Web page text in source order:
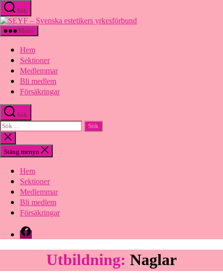
Hoppa
till
innehåll
Sök
Meny
Hem
Sektioner
Medlemmar
Bli medlem
Försäkringar
Sök
Sök
efter:
Stäng
sökningen
Stäng menyn
Hem
Sektioner
Medlemmar
Bli medlem
Försäkringar
Facebook
Utbildning: Naglar